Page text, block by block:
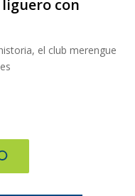
con
el club merengue